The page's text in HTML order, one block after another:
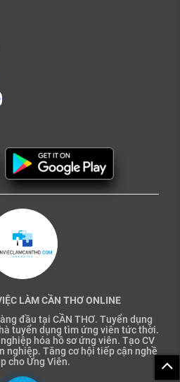
LÀM CẦN THƠ ONLINE
đầu tại CẦN THƠ. Tuyển dụng
tuyển dụng tìm ứng viên tức thời.
hóa hồ sơ ứng viên. Tạo CV
nghiệp. Tăng cơ hội tiếp cận nghề
cho Ứng Viên.